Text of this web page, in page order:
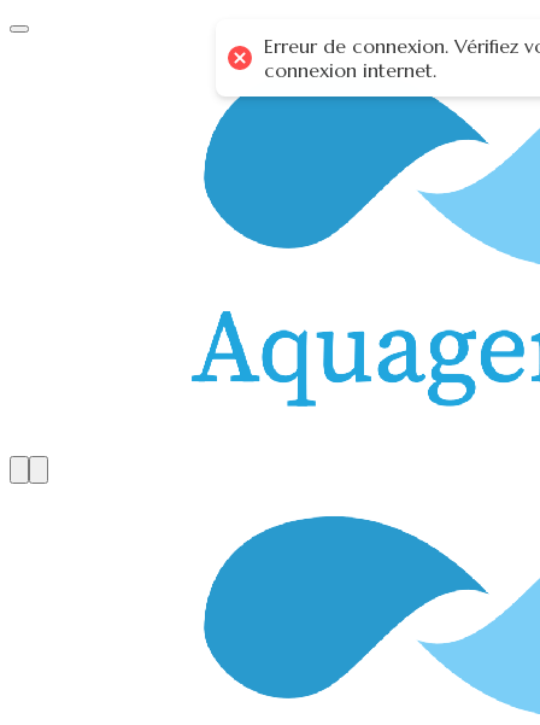
Erreur de connexion. Vérifiez
connexion internet.